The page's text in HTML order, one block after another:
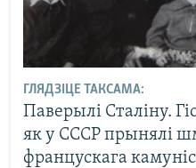
ГЛЯДЗІЦЕ ТАКСАМА:
Паверылі Сталіну.
як у СССР прынялі
францускага